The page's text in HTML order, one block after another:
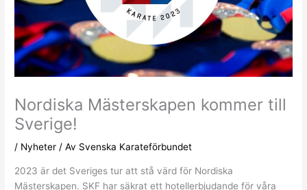
Nordiska Mästerskapen kommer till
Sverige!
/ Nyheter / Av Svenska Karateförbundet
2023 är det Sveriges tur att stå värd för Nordiska
Mästerskapen. SKF har säkrat ett hotellerbjudande för våra